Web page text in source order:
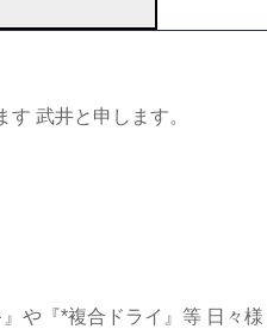
武井と申します。
や『*複合ドライ』等 日々